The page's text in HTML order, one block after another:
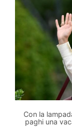
Con la
paghi una